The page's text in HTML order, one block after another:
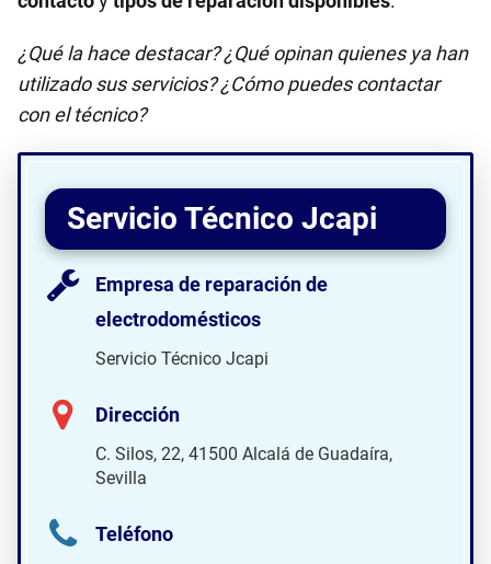
¿Qué la hace destacar? ¿Qué opinan quienes ya han
utilizado sus servicios? ¿Cómo puedes contactar
con el técnico?
Servicio Técnico Jcapi
Empresa de reparación de
electrodomésticos
Servicio Técnico Jcapi
Dirección
C. Silos, 22, 41500 Alcalá de Guadaíra,
Sevilla
Teléfono